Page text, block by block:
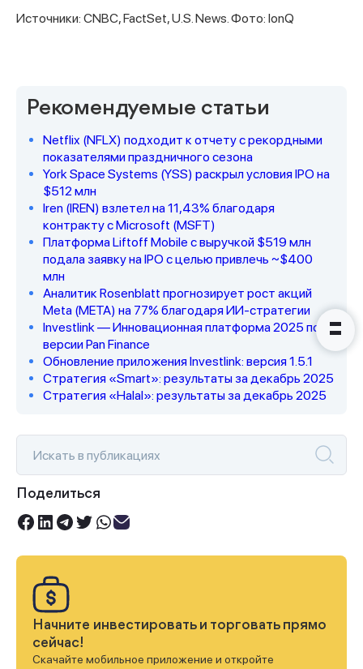
Источники: CNBC, FactSet, U.S. News. Фото: IonQ
Рекомендуемые статьи
Netflix (NFLX) подходит к отчету с рекордными
показателями праздничного сезона
York Space Systems (YSS) раскрыл условия IPO на
$512 млн
Iren (IREN) взлетел на 11,43% благодаря
контракту с Microsoft (MSFT)
Платформа Liftoff Mobile с выручкой $519 млн
подала заявку на IPO с целью привлечь ~$400
млн
Аналитик Rosenblatt прогнозирует рост акций
Meta (META) на 77% благодаря ИИ-стратегии
Investlink — Инновационная платформа 2025 по
версии Pan Finance
Обновление приложения Investlink: версия 1.5.1
Стратегия «Smart»: результаты за декабрь 2025
Стратегия «Halal»: результаты за декабрь 2025
Поделиться
Начните инвестировать и торговать прямо
сейчас!
Скачайте мобильное приложение и откройте
Спасибо за заявку
Наши консультанты свяжутся с
вами в ближайшее время